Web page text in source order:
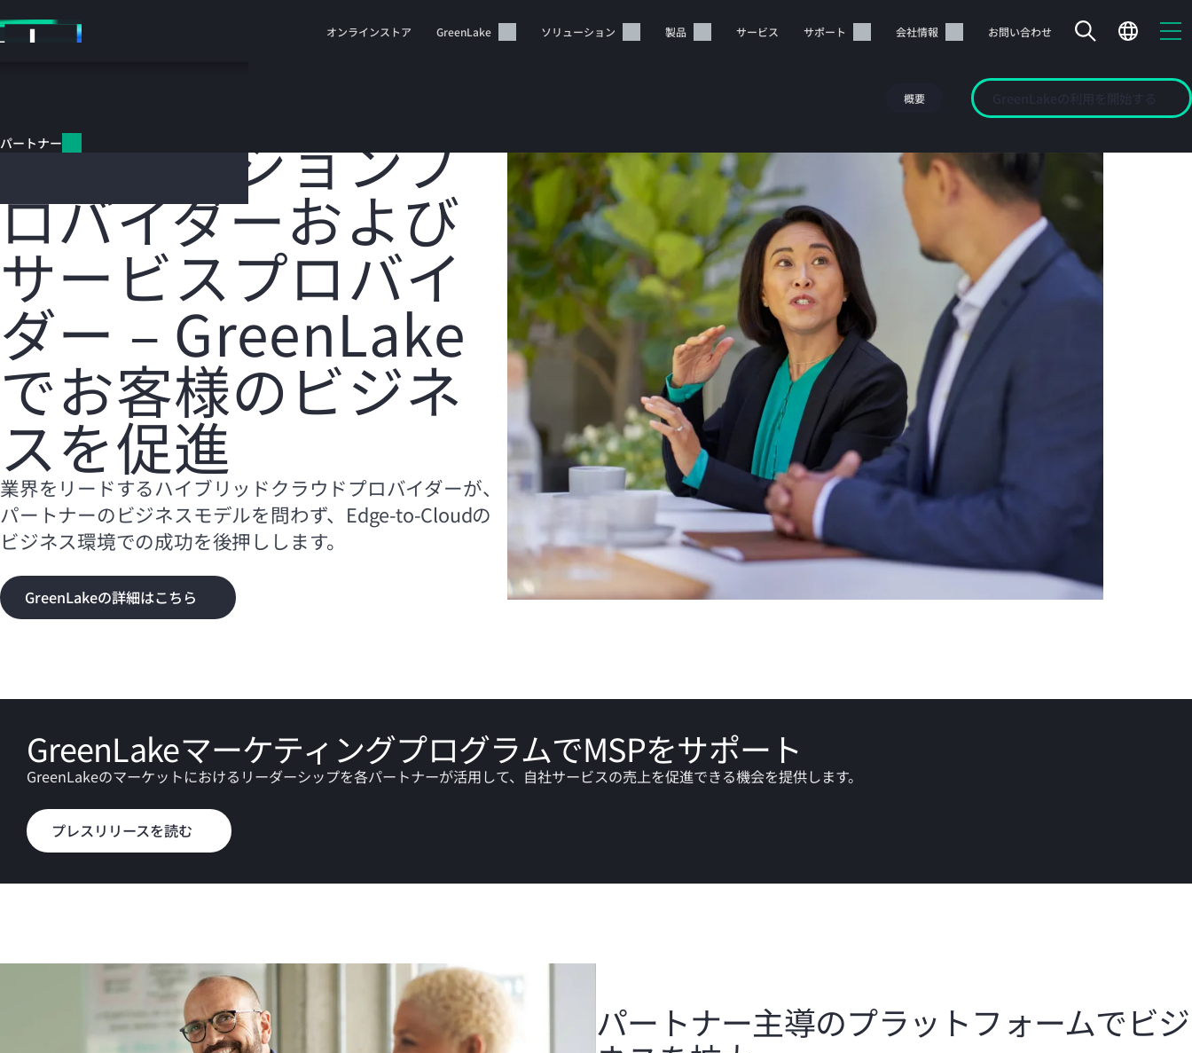
イ
ン
ス
ッ
プ
オンラインストア GreenLake ソリューション 製品 サービス サポート 会社情報 お問い合わせ
カートは空です
HPEストアで商品を検索、構成、注文できます。
今すぐ購入
概要
パートナー
ソリューションプ
ロバイダーおよび
サービスプロバイ
ダー – GreenLake
でお客様のビジネ
スを促進
業界をリードするハイブリッドクラウドプロバイダーが、
パートナーのビジネスモデルを問わず、 Edge-to-Cloudの
ビジネス環境での成功を後押しします。
GreenLakeの詳細はこちら
GreenLakeマーケティングプログラムでMSPをサポート
GreenLakeのマーケットにおけるリーダーシップを各パートナーが活用して、自社サービスの売上を促進できる機会を提供します。
プレスリリースを読む
パートナー主導のプラットフォームでビジ